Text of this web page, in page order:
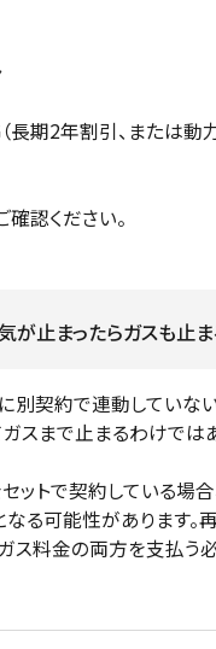
（長期2年割引、または動
確認ください。
が止まったらガスも止ま
別契約で連動していな
スまで止まるわけでは
ットで契約している場
る可能性があります。
ス料金の両方を支払う